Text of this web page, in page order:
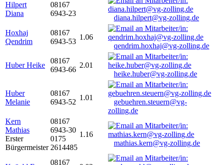
Hilpert
Diana
08167
6943-23
diana.hilpert@vg-zolling.de
Hoxhaj
Qendrim
08167
6943-53
1.06
qendrim.hoxhaj@vg-zolling.de
Huber Heike
08167
6943-66
2.01
heike.huber@vg-zolling.de
Huber
Melanie
08167
6943-52
1.01
gebuehren.steuern@vg-
zolling.de
Kern
Mathias
Erster
Bürgermeister
08167
6943-30
0175
2614485
1.16
mathias.kern@vg-zolling.de
08167